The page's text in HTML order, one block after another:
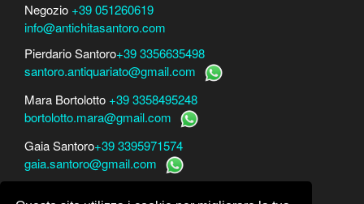
Negozio +39 051260619
info@antichitasantoro.com
Pierdario Santoro+39 3356635498
santoro.antiquariato@gmail.com
Mara Bortolotto +39 3358495248
bortolotto.mara@gmail.com
Gaia Santoro+39 3395971574
gaia.santoro@gmail.com